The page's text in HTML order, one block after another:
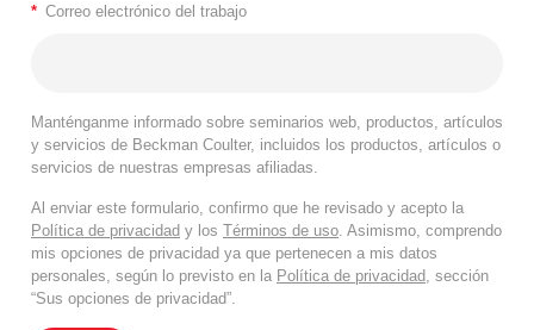
* Correo electrónico del trabajo
Manténganme informado sobre seminarios web, productos, artículos
y servicios de Beckman Coulter, incluidos los productos, artículos o
servicios de nuestras empresas afiliadas.
Al enviar este formulario, confirmo que he revisado y acepto la
Política de privacidad y los Términos de uso . Asimismo, comprendo
mis opciones de privacidad ya que pertenecen a mis datos
personales, según lo previsto en la Política de privacidad , sección
“Sus opciones de privacidad”.